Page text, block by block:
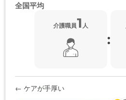
全国平均
介護職員1 人
:
← ケアが手厚い